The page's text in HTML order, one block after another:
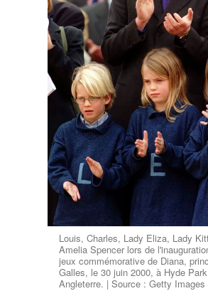
Louis, Charles, Lady Eliza, Lady
Amelia Spencer lors de
jeux commémorative de Diana,
Galles, le 30 juin 2000, à Hyde
Angleterre. | Source : Getty Images